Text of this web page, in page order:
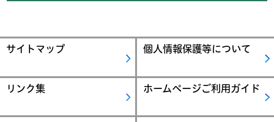
サイトマップ 個人情報保護等について
リンク集 ホームページご利用ガイド